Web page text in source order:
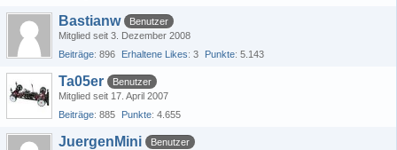
Bastianw
Benutzer
Mitglied seit 3. Dezember 2008
Beiträge 896 Erhaltene Likes 3 Punkte 5.143
Ta05er
Benutzer
Mitglied seit 17. April 2007
Beiträge 885 Punkte 4.655
JuergenMini
Benutzer